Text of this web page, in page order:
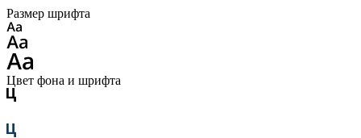
Размер шрифта
Цвет фона и шрифта